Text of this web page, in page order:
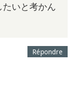
いと考かん
Répondre